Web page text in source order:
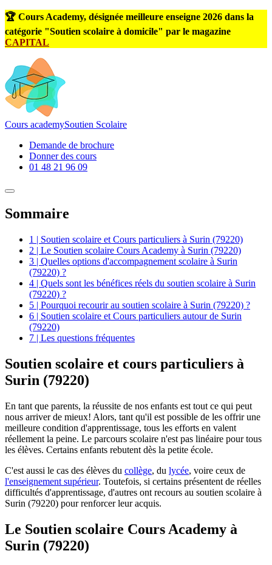
🏆 Cours Academy, désignée meilleure enseigne 2026 dans la
catégorie "Soutien scolaire à domicile" par le magazine
CAPITAL
Cours academySoutien Scolaire
Demande de brochure
Donner des cours
01 48 21 96 09
Sommaire
1 | Soutien scolaire et Cours particuliers à Surin (79220)
2 | Le Soutien scolaire Cours Academy à Surin (79220)
3 | Quelles options d'accompagnement scolaire à Surin
(79220) ?
4 | Quels sont les bénéfices réels du soutien scolaire à Surin
(79220) ?
5 | Pourquoi recourir au soutien scolaire à Surin (79220) ?
6 | Soutien scolaire et Cours particuliers autour de Surin
(79220)
7 | Les questions fréquentes
Soutien scolaire et cours particuliers à
Surin (79220)
En tant que parents, la réussite de nos enfants est tout ce qui peut
nous arriver de mieux! Alors, tant qu'il est possible de les offrir une
meilleure condition d'apprentissage, tous les efforts en valent
réellement la peine. Le parcours scolaire n'est pas linéaire pour tous
les élèves. Certains enfants rebutent dès la petite école.
C'est aussi le cas des élèves du collège, du lycée, voire ceux de
l'enseignement supérieur. Toutefois, si certains présentent de réelles
difficultés d'apprentissage, d'autres ont recours au soutien scolaire à
Surin (79220) pour renforcer leur acquis.
Le Soutien scolaire Cours Academy à
Surin (79220)